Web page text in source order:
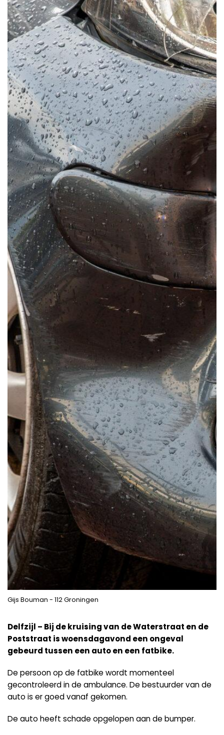
Gijs Bouman - 112 Groningen
Delfzijl – Bij de kruising van de Waterstraat en de
Poststraat is woensdagavond een ongeval
gebeurd tussen een auto en een fatbike.
De persoon op de fatbike wordt momenteel
gecontroleerd in de ambulance. De bestuurder van de
auto is er goed vanaf gekomen.
De auto heeft schade opgelopen aan de bumper.